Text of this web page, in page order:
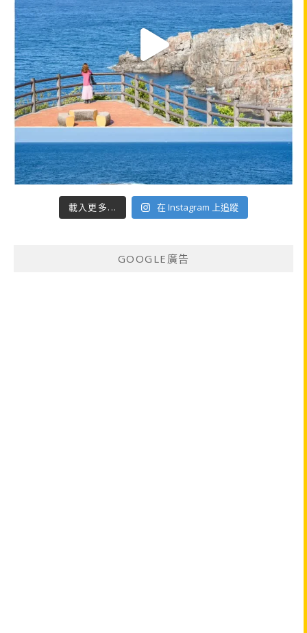
載入更多... 在 Instagram 上追蹤
GOOGLE廣告